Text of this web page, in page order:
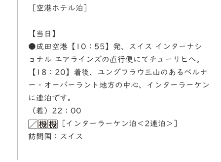
［空港ホテル泊］
【当日】
●成田空港【10：55】発、スイス インターナシ
ョナル エアラインズの直行便にてチューリヒへ。
【18：20】着後、ユングフラウ三山のあるベルナ
ー・オーバーラント地方の中心、インターラーケン
に連泊です。
（着）22：00
［インターラーケン泊＜2連泊＞］
訪問国：スイス